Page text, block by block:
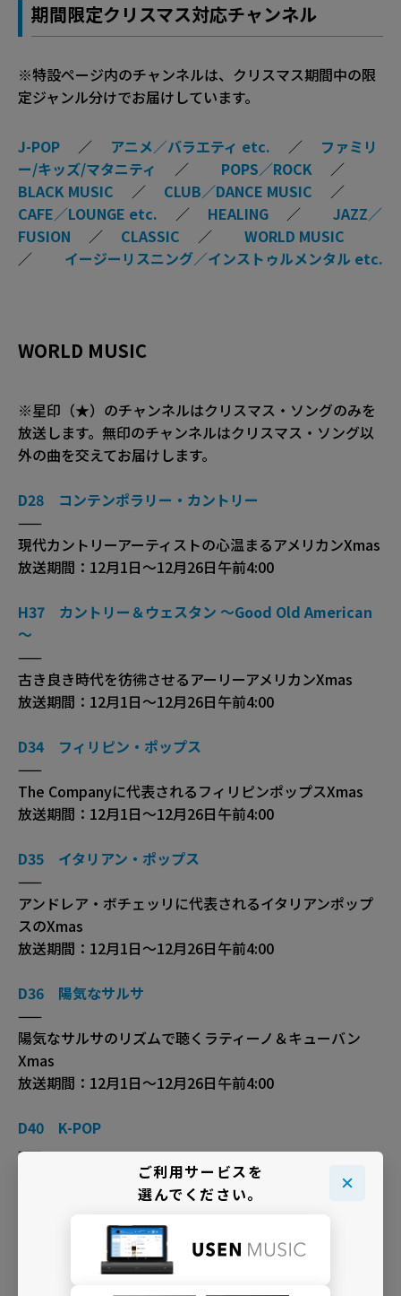
期間限定クリスマス対応チャンネル
※特設ページ内のチャンネルは、クリスマス期間中の限
定ジャンル分けでお届けしています。
J-POP ／ アニメ／バラエティ etc. ／ ファミリ
ー/キッズ/マタニティ
／ POPS／ROCK ／
BLACK MUSIC ／ CLUB／DANCE MUSIC ／
CAFE／LOUNGE etc. ／ HEALING ／ JAZZ／
FUSION ／ CLASSIC ／ WORLD MUSIC
／ イージーリスニング／インストゥルメンタル etc.
WORLD MUSIC
※星印（★）のチャンネルはクリスマス・ソングのみを
放送します。無印のチャンネルはクリスマス・ソング以
外の曲を交えてお届けします。
D28 コンテンポラリー・カントリー
——
現代カントリーアーティストの心温まるアメリカンXmas
放送期間：12月1日〜12月26日午前4:00
H37 カントリー＆ウェスタン ～Good Old American
～
——
古き良き時代を彷彿させるアーリーアメリカンXmas
放送期間：12月1日〜12月26日午前4:00
D34 フィリピン・ポップス
——
The Companyに代表されるフィリピンポップスXmas
放送期間：12月1日〜12月26日午前4:00
D35 イタリアン・ポップス
——
アンドレア・ボチェッリに代表されるイタリアンポップ
スのXmas
放送期間：12月1日〜12月26日午前4:00
D36 陽気なサルサ
——
陽気なサルサのリズムで聴くラティーノ＆キューバン
Xmas
放送期間：12月1日〜12月26日午前4:00
D40 K-POP
——
東方神起、少女時代に代表されるK-POPアーティストに
ご利用サービスを
選んでください。